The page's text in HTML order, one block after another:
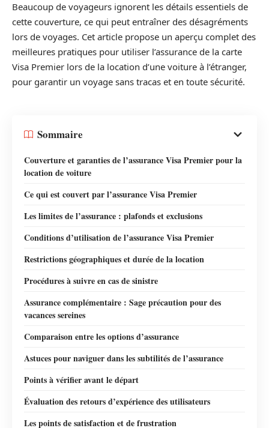
Beaucoup de voyageurs ignorent les détails essentiels de
cette couverture, ce qui peut entraîner des désagréments
lors de voyages. Cet article propose un aperçu complet des
meilleures pratiques pour utiliser l’assurance de la carte
Visa Premier lors de la location d’une voiture à l’étranger,
pour garantir un voyage sans tracas et en toute sécurité.
Sommaire
Couverture et garanties de l’assurance Visa Premier pour la
location de voiture
Ce qui est couvert par l’assurance Visa Premier
Les limites de l’assurance : plafonds et exclusions
Conditions d’utilisation de l’assurance Visa Premier
Restrictions géographiques et durée de la location
Procédures à suivre en cas de sinistre
Assurance complémentaire : Sage précaution pour des
vacances sereines
Comparaison entre les options d’assurance
Astuces pour naviguer dans les subtilités de l’assurance
Points à vérifier avant le départ
Évaluation des retours d’expérience des utilisateurs
Les points de satisfaction et de frustration